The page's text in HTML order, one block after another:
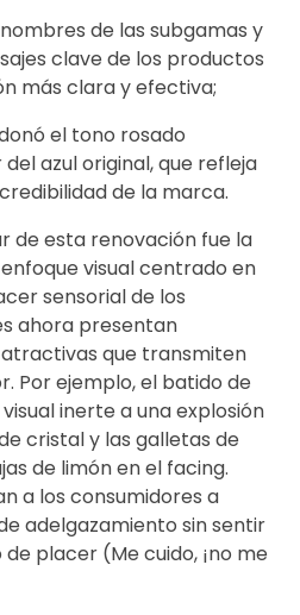
de las subgamas y
clave de los productos
más clara y efectiva;
el tono rosado
azul original, que refleja
de la marca.
de esta renovación fue la
visual centrado en
sensorial de los
ahora presentan
que transmiten
Por ejemplo, el batido de
inerte a una explosión
cristal y las galletas de
de limón en el facing.
a los consumidores a
adelgazamiento sin sentir
placer (Me cuido, ¡no me